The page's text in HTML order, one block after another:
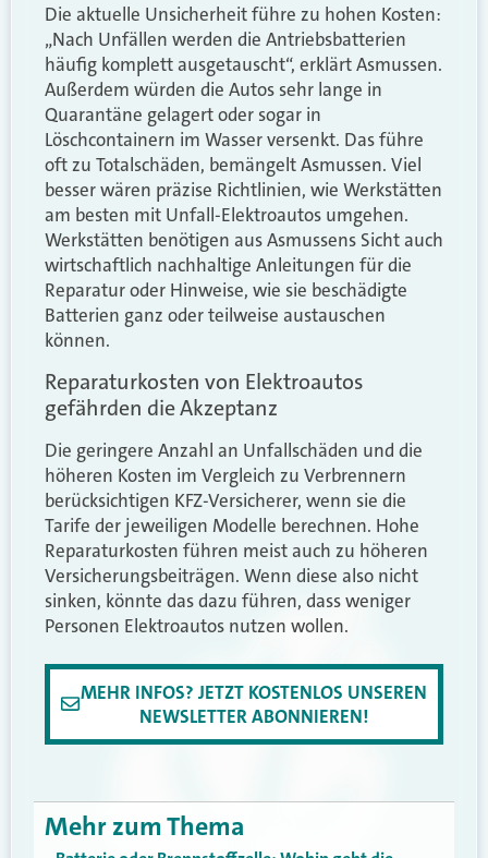
Die aktuelle Unsicherheit führe zu hohen Kosten:
„Nach Unfällen werden die Antriebsbatterien
häufig komplett ausgetauscht“, erklärt Asmussen.
Außerdem würden die Autos sehr lange in
Quarantäne gelagert oder sogar in
Löschcontainern im Wasser versenkt. Das führe
oft zu Totalschäden, bemängelt Asmussen. Viel
besser wären präzise Richtlinien, wie Werkstätten
am besten mit Unfall-Elektroautos umgehen.
Werkstätten benötigen aus Asmussens Sicht auch
wirtschaftlich nachhaltige Anleitungen für die
Reparatur oder Hinweise, wie sie beschädigte
Batterien ganz oder teilweise austauschen
können.
Reparaturkosten von Elektroautos
gefährden die Akzeptanz
Die geringere Anzahl an Unfallschäden und die
höheren Kosten im Vergleich zu Verbrennern
berücksichtigen KFZ-Versicherer, wenn sie die
Tarife der jeweiligen Modelle berechnen. Hohe
Reparaturkosten führen meist auch zu höheren
Versicherungsbeiträgen. Wenn diese also nicht
sinken, könnte das dazu führen, dass weniger
Personen Elektroautos nutzen wollen.
MEHR INFOS? JETZT KOSTENLOS UNSEREN
NEWSLETTER ABONNIEREN!
Mehr zum Thema